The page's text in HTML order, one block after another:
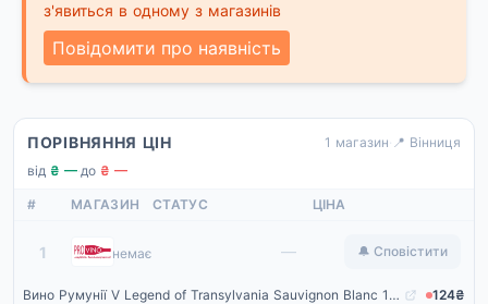
з'явиться в одному з магазинів
Повідомити про наявність
ПОРІВНЯННЯ ЦІН 1 магазин· 📍 Вінниця
від ₴ —·до ₴ —
# МАГАЗИН СТАТУС ЦІНА
1 ProVino
немає — 🔔 Сповістити
Вино Румунії V Legend of Transylvania Sauvignon Blanc 13%, Біле, Сухе, 0.75 л
124₴